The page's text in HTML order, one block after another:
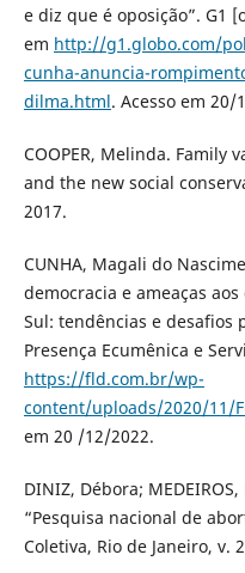
e diz que é oposição”. G1
em http://g1.globo.com/
cunha-anuncia-
dilma.html. Acesso em 20/
COOPER, Melinda. Family
and the new social
2017.
CUNHA, Magali do
democracia e ameaças
Sul: tendências e desafios
Presença Ecumênica e
https://fld.com.br/wp-
content/uploads/2020/11/
em 20 /12/2022.
DINIZ, Débora;
“Pesquisa nacional de
Coletiva, Rio de Janeiro, v.